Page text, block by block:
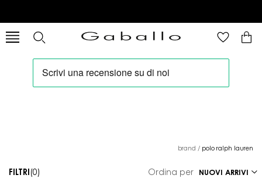
brand / polo ralph lauren
FILTRI (0) Ordina per